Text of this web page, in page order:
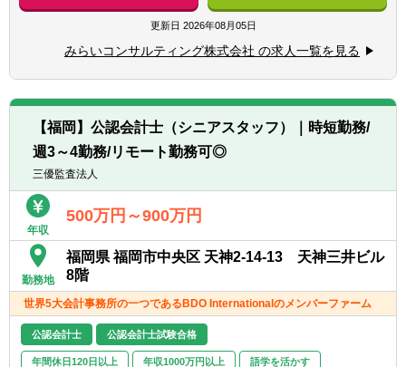
■税理士/実務経験3年以上（一般事業会社経験
尚可）
■税理士試験2科目以上合格者/実務経験5年以
■公認会計士短答式試験合格者/実務経験3年以
上（一般事業会社経験者尚可）
■中小企業診断士/実務経験3年以上
■監査法人勤務者、会計事務所勤務者、金融
ジャー経験者歓迎
【求める人物像】
力を感じる方
■できることの幅を拡げたい、ゼネラリスト
志向の方
■同社HPもご覧いただいた上で、「人」「お
■お客さま（経営者や経営企画室）との対話
を通じて企業に最適な組織再編のプランを共
に考え、幅広い視点でお客様の成長の”実
現”を支援します。
■組織再編の実施により顕在化するさまざま
な課題に対して、公認会計士・税理士・社会
保険労務士・司法書士などの専門家チ ームを
を行いながら、最適な組織再編プランを作成
し、実行までサポートします。
■その他、ITシステム導入コンサルティング
業務、M&A業務（FA業務やPMI業務）にも携
わっていただくことができます。
更新日 2026年08月05日
みらいコンサルティング株式会社 の求人一覧を見る
【福岡】公認会計士（シニアスタッフ）｜時短勤務/
週3～4勤務/リモート勤務可◎
三優監査法人
年収
500万円～900万円
勤務地
福岡県 福岡市中央区 天神2-14-13 天神三井ビル
8階
世界5大会計事務所の一つであるBDO Internationalのメンバーファーム
公認会計士 公認会計士試験合格
年間休日120日以上 年収1000万円以上 語学を活かす